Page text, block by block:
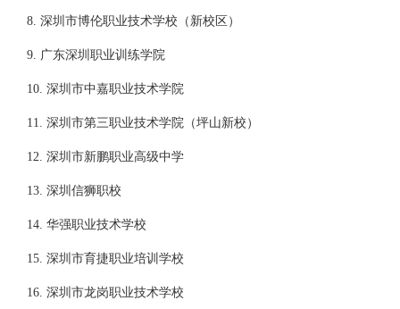
8. 深圳市博伦职业技术学校（新校区）
9. 广东深圳职业训练学院
10. 深圳市中嘉职业技术学院
11. 深圳市第三职业技术学院（坪山新校）
12. 深圳市新鹏职业高级中学
13. 深圳信狮职校
14. 华强职业技术学校
15. 深圳市育捷职业培训学校
16. 深圳市龙岗职业技术学校